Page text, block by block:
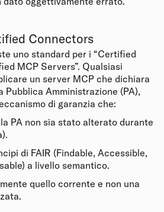
Connectors
uno standard per i “Certified
MCP Servers”. Qualsiasi
un server MCP che dichiara
Amministrazione (PA),
di garanzia che:
PA non sia stato alterato durante
di FAIR (Findable, Accessible,
a livello semantico.
quello corrente e non una